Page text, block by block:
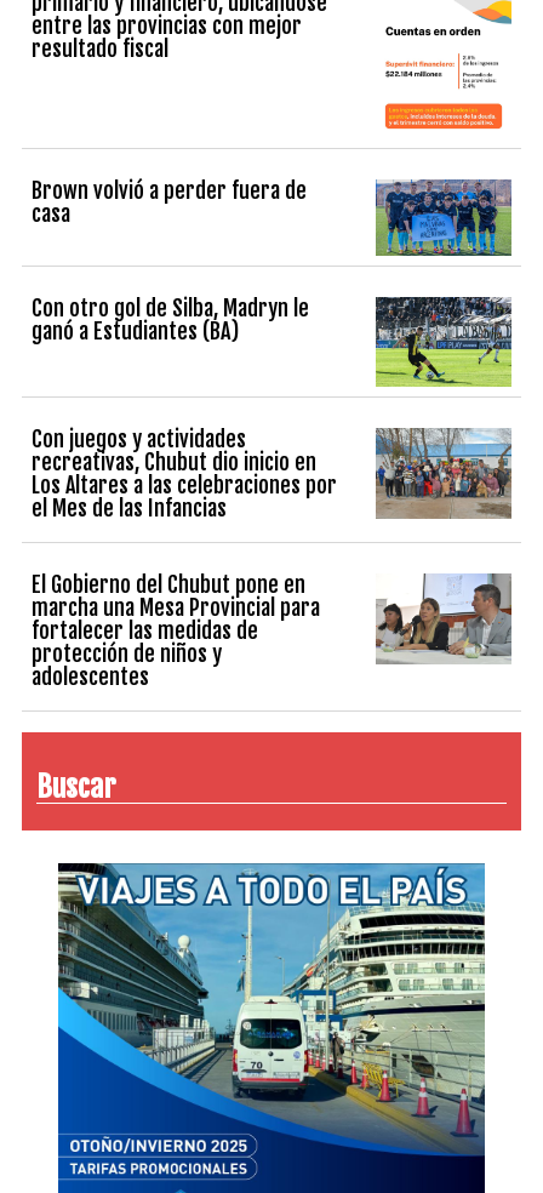
entre las provincias con mejor
resultado fiscal
Brown volvió a perder fuera de
casa
Con otro gol de Silba, Madryn le
ganó a Estudiantes (BA)
Con juegos y actividades
recreativas, Chubut dio inicio en
Los Altares a las celebraciones por
el Mes de las Infancias
El Gobierno del Chubut pone en
marcha una Mesa Provincial para
fortalecer las medidas de
protección de niños y
adolescentes
Buscar